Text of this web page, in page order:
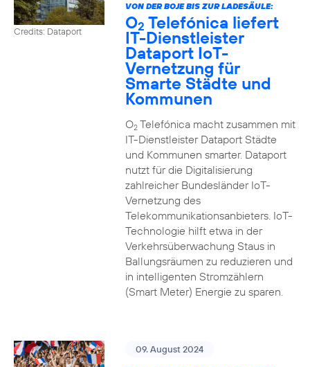
Credits: Dataport
VON DER BOJE BIS ZUR LADESÄULE:
O2 Telefónica liefert
IT-Dienstleister
Dataport IoT-
Vernetzung für
Smarte Städte und
Kommunen
O2Telefónica macht zusammen mit
IT-Dienstleister Dataport Städte
und Kommunen smarter. Dataport
nutzt für die Digitalisierung
zahlreicher Bundesländer IoT-
Vernetzung des
Telekommunikationsanbieters. IoT-
Technologie hilft etwa in der
Verkehrsüberwachung Staus in
Ballungsräumen zu reduzieren und
in intelligenten Stromzählern
(Smart Meter) Energie zu sparen.
09. August 2024